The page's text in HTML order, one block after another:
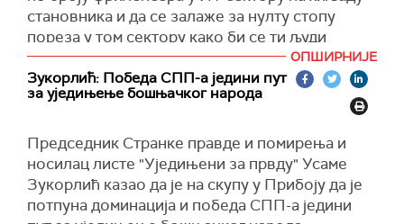
БРИКС-у", каже Обрадовић.
"Време је за нове људе и неку нову политику",
закључио је Обрадовић.
Сматра да је позиција коју су заузели
председник Вучић и Савет за националну
безбедност, веома важна. "То је да се
базирамо на српским националним и
државним интересима, да водимо суверену и
Дачић.
становника и да се залаже за нулту стопу
пореза у том сектору како би се ти људи
задржали у земљи.
Он је рекао и да је за промену образовног
система и формирање центара за
се баве пословима који су профитабилнији.
"Ово је Србија која не постоји у нашем јавном
животу. Србија које нема ни у овој изборној
ОПШИРНИЈЕ
Зукорлић: Победа СПП-а једини пут
за уједињење бошњачког народа
Председник Странке правде и помирења и
носилац листе "Уједињени за првду" Усаме
Зукорлић казао да је на скупу у Прибоју да је
потпуна доминација и победа СПП-а једини